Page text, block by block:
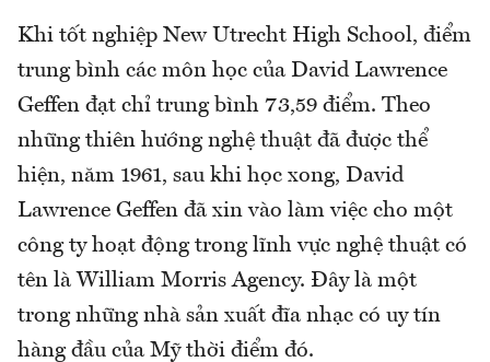
Khi tốt nghiệp New Utrecht High School, điểm
trung bình các môn học của David Lawrence
Geffen đạt chỉ trung bình 73,59 điểm. Theo
những thiên hướng nghệ thuật đã được thể
hiện, năm 1961, sau khi học xong, David
Lawrence Geffen đã xin vào làm việc cho một
công ty hoạt động trong lĩnh vực nghệ thuật có
tên là William Morris Agency. Đây là một
trong những nhà sản xuất đĩa nhạc có uy tín
hàng đầu của Mỹ thời điểm đó.